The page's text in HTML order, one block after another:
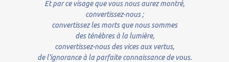
Et par ce visage que vous nous aurez montré,
convertissez-nous ;
convertissez les morts que nous sommes
des ténèbres à la lumière,
convertissez-nous des vices aux vertus,
de l'ignorance à la parfaite connaissance de vous.